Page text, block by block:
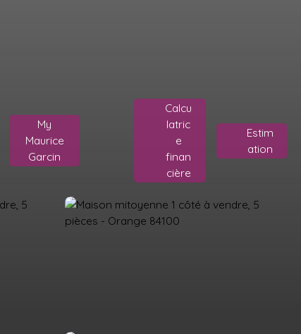
My
Maurice
Garcin
Calcu
latric
e
finan
cière
Estim
ation